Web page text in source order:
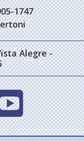
1747
Alegre-